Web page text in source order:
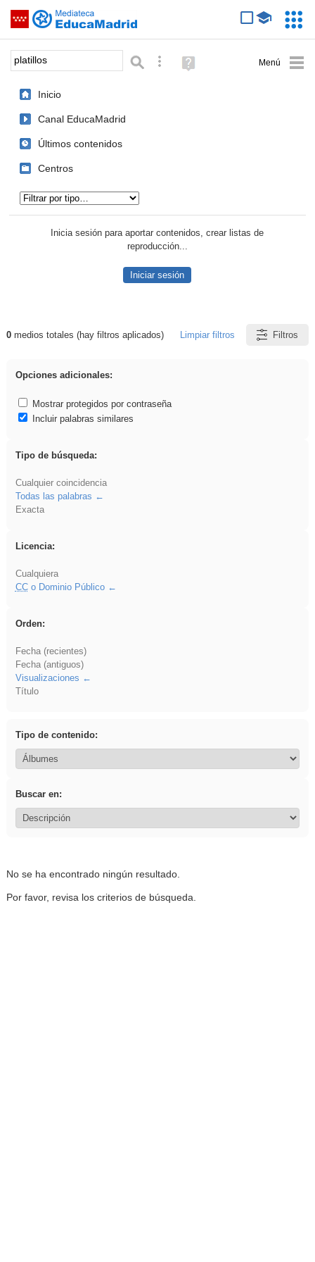
Saltar navegación
Palabra o frase: Búsqueda avanzada
Ayuda
(en
Inicio
Canal EducaMadrid
Últimos contenidos
Centros
Inicia sesión para aportar contenidos, crear listas de
reproducción...
Iniciar sesión
Resultados de: platillos
0medios totales (hay filtros aplicados) Limpiar filtros Filtros
Opciones adicionales:
Mostrar protegidos por contraseña
Incluir palabras similares
Tipo de búsqueda:
Cualquier coincidencia
Todas las palabras
Exacta
Licencia:
Cualquiera
CCo Dominio Público
Orden:
Fecha (recientes)
Fecha (antiguos)
Visualizaciones
Título
Tipo de contenido:
Buscar en:
No se ha encontrado ningún resultado.
Por favor, revisa los criterios de búsqueda.